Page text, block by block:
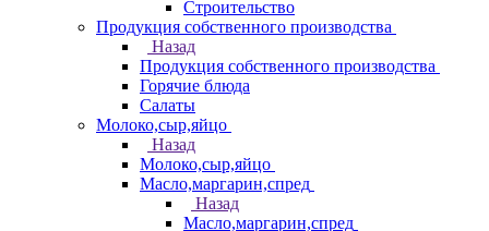
Строительство
Продукция собственного производства
Назад
Продукция собственного производства
Горячие блюда
Салаты
Молоко,сыр,яйцо
Назад
Молоко,сыр,яйцо
Масло,маргарин,спред
Назад
Масло,маргарин,спред